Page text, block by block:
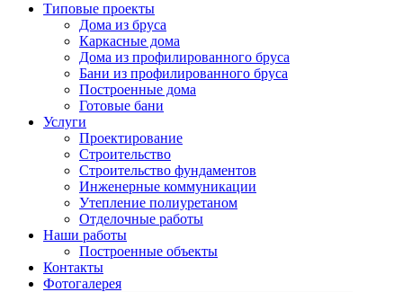
Типовые проекты
Дома из бруса
Каркасные дома
Дома из профилированного бруса
Бани из профилированного бруса
Построенные дома
Готовые бани
Услуги
Проектирование
Строительство
Строительство фундаментов
Инженерные коммуникации
Утепление полиуретаном
Отделочные работы
Наши работы
Построенные объекты
Контакты
Фотогалерея